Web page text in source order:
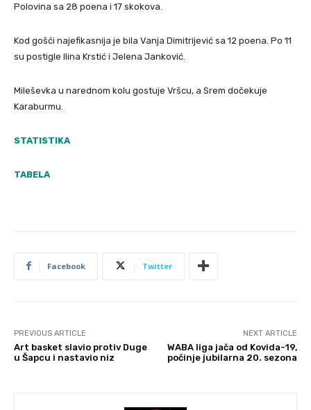
Polovina sa 28 poena i 17 skokova.
Kod gošći najefikasnija je bila Vanja Dimitrijević sa 12 poena. Po 11
su postigle Ilina Krstić i Jelena Janković.
Mileševka u narednom kolu gostuje Vršcu, a Srem dočekuje
Karaburmu.
STATISTIKA
TABELA
Facebook Twitter
PREVIOUS ARTICLE
Art basket slavio protiv Duge
u Šapcu i nastavio niz
NEXT ARTICLE
WABA liga jača od Kovida-19,
počinje jubilarna 20. sezona